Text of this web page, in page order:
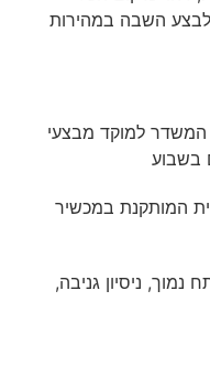
לבצע השבה במהירות
המשדר למוקד מבצעי
המותקנת במכשיר
ניסיון גניבה,